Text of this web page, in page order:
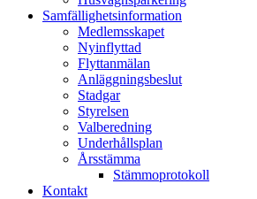
Samfällighetsinformation
Medlemsskapet
Nyinflyttad
Flyttanmälan
Anläggningsbeslut
Stadgar
Styrelsen
Valberedning
Underhållsplan
Årsstämma
Stämmoprotokoll
Kontakt